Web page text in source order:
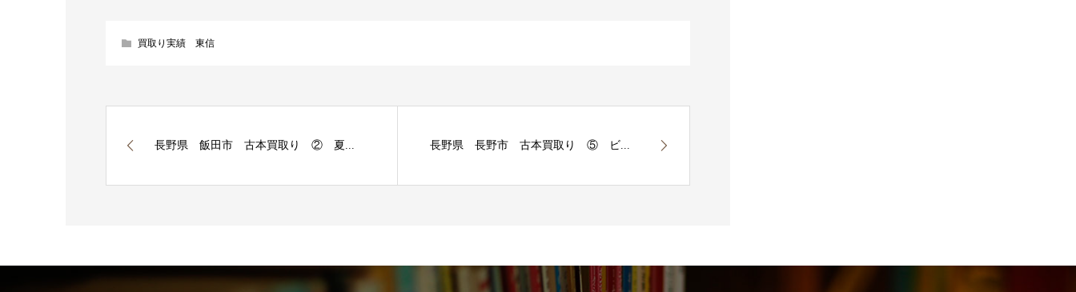
買取り実績 東信
長野県 飯田市 古本買取り ② 夏... 長野県 長野市 古本買取り ⑤ ビ...